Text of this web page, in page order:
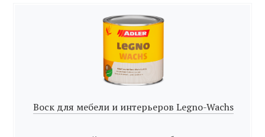
Воск для мебели и интерьеров Legno-Wachs